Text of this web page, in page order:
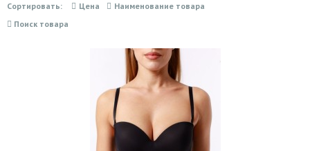
Сортировать: Цена
Наименование товара
Поиск товара